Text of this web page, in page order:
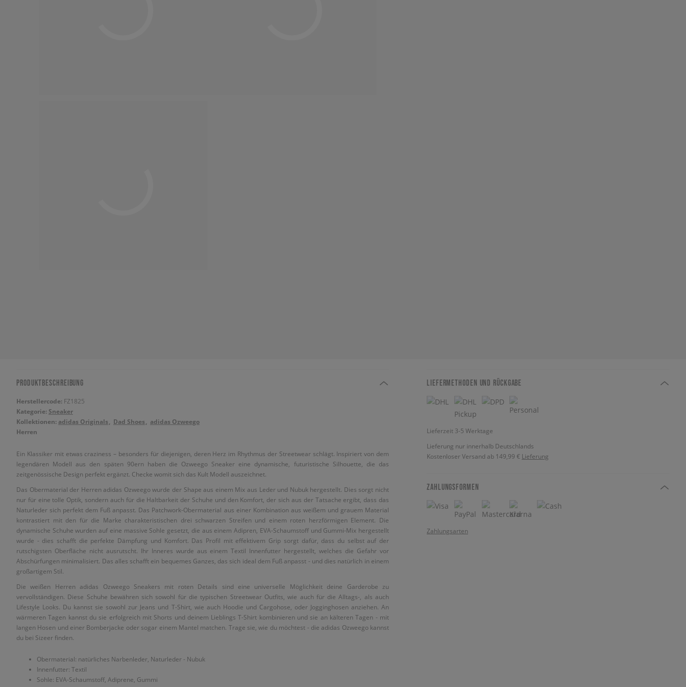
PRODUKTBESCHREIBUNG
Herstellercode: FZ1825
Kategorie: Sneaker
Kollektionen: adidas Originals Dad Shoes
adidas Ozweego
Herren
Ein Klassiker mit etwas craziness – besonders für diejenigen, deren Herz im Rhythmus der Streetwear schlägt. Inspiriert von dem
legendären Modell aus den späten 90ern haben die Ozweego Sneaker eine dynamische, futuristische Silhouette, die das
zeitgenössische Design perfekt ergänzt. Checke womit sich das Kult Modell auszeichnet.
Das Obermaterial der Herren adidas Ozweego wurde der Shape aus einem Mix aus Leder und Nubuk hergestellt. Dies sorgt nicht
nur für eine tolle Optik, sondern auch für die Haltbarkeit der Schuhe und den Komfort, der sich aus der Tatsache ergibt, dass das
Naturleder sich perfekt dem Fuß anpasst. Das Patchwork-Obermaterial aus einer Kombination aus weißem und grauem Material
kontrastiert mit den für die Marke charakteristischen drei schwarzen Streifen und einem roten herzförmigen Element. Die
dynamische Schuhe wurden auf eine massive Sohle gesetzt, die aus einem Adipren, EVA-Schaumstoff und Gummi-Mix hergestellt
wurde - dies schafft die perfekte Dämpfung und Komfort. Das Profil mit effektivem Grip sorgt dafür, dass du selbst auf der
rutschigsten Oberfläche nicht ausrutscht. Ihr Inneres wurde aus einem Textil Innenfutter hergestellt, welches die Gefahr vor
Abschürfungen minimalisiert. Das alles schafft ein bequemes Ganzes, das sich ideal dem Fuß anpasst - und dies natürlich in einem
großartigem Stil.
Die weißen Herren adidas Ozweego Sneakers mit roten Details sind eine universelle Möglichkeit deine Garderobe zu
vervollständigen. Diese Schuhe bewähren sich sowohl für die typischen Streetwear Outfits, wie auch für die Alltags-, als auch
Lifestyle Looks. Du kannst sie sowohl zur Jeans und T-Shirt, wie auch Hoodie und Cargohose, oder Jogginghosen anziehen. An
wärmeren Tagen kannst du sie erfolgreich mit Shorts und deinem Lieblings T-Shirt kombinieren und sie an kälteren Tagen - mit
langen Hosen und einer Bomberjacke oder sogar einem Mantel matchen. Trage sie, wie du möchtest - die adidas Ozweego kannst
du bei Sizeer finden.
Obermaterial: natürliches Narbenleder, Naturleder - Nubuk
Innenfutter: Textil
Sohle: EVA-Schaumstoff, Adiprene, Gummi
LIEFERMETHODEN UND RÜCKGABE
Lieferzeit 3-5 Werktage
Lieferung nur innerhalb Deutschlands
Kostenloser Versand ab 149,99 € Lieferung
ZAHLUNGSFORMEN
Zahlungsarten